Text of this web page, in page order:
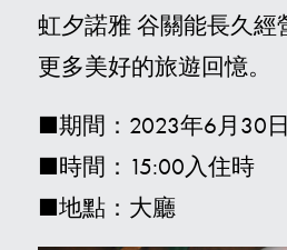
虹夕諾雅 谷關能長久經
更多美好的旅遊回憶。
■期間：2023年6月30
■時間：15:00入住時
■地點：大廳